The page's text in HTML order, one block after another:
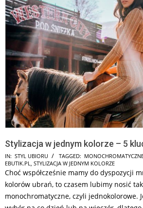
Stylizacja w jednym kolorze – 5
2026-
06-
IN: STYL UBIORU TAGGED:
EBUTIK.PL, STYLIZACJA W JEDNYM KOLORZE
Choć współcześnie mamy do dyspozycji
kolorów ubrań, to czasem lubimy nosić
monochromatyczne, czyli jednokolorowe.